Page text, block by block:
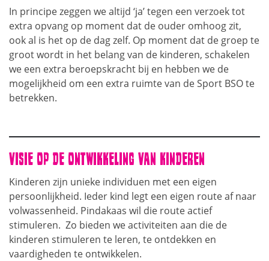
In principe zeggen we altijd ‘ja’ tegen een verzoek tot
extra opvang op moment dat de ouder omhoog zit,
ook al is het op de dag zelf. Op moment dat de groep te
groot wordt in het belang van de kinderen, schakelen
we een extra beroepskracht bij en hebben we de
mogelijkheid om een extra ruimte van de Sport BSO te
betrekken.
VISIE OP DE ONTWIKKELING VAN KINDEREN
Kinderen zijn unieke individuen met een eigen
persoonlijkheid. Ieder kind legt een eigen route af naar
volwassenheid. Pindakaas wil die route actief
stimuleren. Zo bieden we activiteiten aan die de
kinderen stimuleren te leren, te ontdekken en
vaardigheden te ontwikkelen.